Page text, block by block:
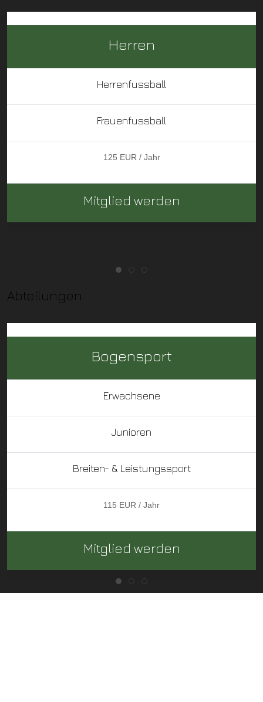
Herren
Herrenfussball
Frauenfussball
125 EUR / Jahr
Mitglied werden
Abteilungen
Bogensport
Erwachsene
Junioren
Breiten- & Leistungssport
115 EUR / Jahr
Mitglied werden